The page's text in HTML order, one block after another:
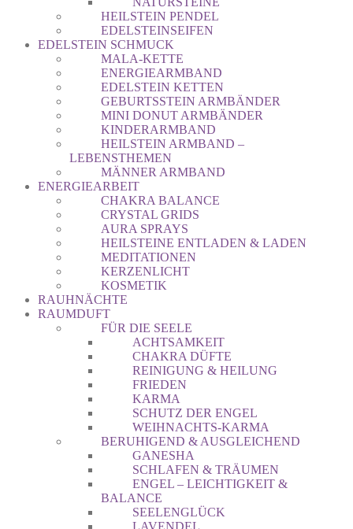
HEILSTEIN PENDEL
EDELSTEINSEIFEN
EDELSTEIN SCHMUCK
MALA-KETTE
ENERGIEARMBAND
EDELSTEIN KETTEN
GEBURTSSTEIN ARMBÄNDER
MINI DONUT ARMBÄNDER
KINDERARMBAND
HEILSTEIN ARMBAND –
LEBENSTHEMEN
MÄNNER ARMBAND
ENERGIEARBEIT
CHAKRA BALANCE
CRYSTAL GRIDS
AURA SPRAYS
HEILSTEINE ENTLADEN & LADEN
MEDITATIONEN
KERZENLICHT
KOSMETIK
RAUHNÄCHTE
RAUMDUFT
FÜR DIE SEELE
ACHTSAMKEIT
CHAKRA DÜFTE
REINIGUNG & HEILUNG
FRIEDEN
KARMA
SCHUTZ DER ENGEL
WEIHNACHTS-KARMA
BERUHIGEND & AUSGLEICHEND
GANESHA
SCHLAFEN & TRÄUMEN
ENGEL – LEICHTIGKEIT &
BALANCE
SEELENGLÜCK
LAVENDEL